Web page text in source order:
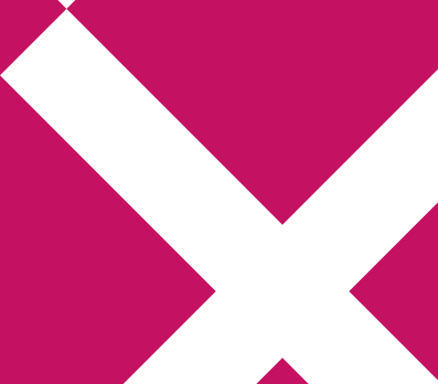
Författarfemman
Gästinlägg Bokbloggsjerka
You are here:Home